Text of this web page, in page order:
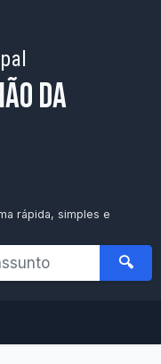
da
rápida, simples e
🔍